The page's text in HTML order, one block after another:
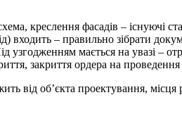
креслення фасадів – існуючі
входить – правильно зібрати
узгодженням мається на увазі –
закриття ордера на
від об’єкта проектування, місця